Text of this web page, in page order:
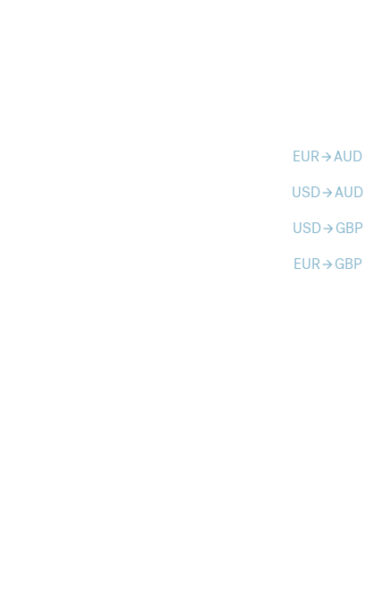
EURarrow_forwardAUD
USDarrow_forwardAUD
USDarrow_forward GBP
EURarrow_forward GBP